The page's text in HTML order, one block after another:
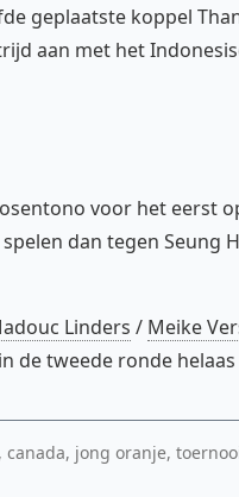
geplaatste koppel
aan met het
voor het eerst
dan tegen Seung
Linders / Meike
de tweede ronde
jong oranje,